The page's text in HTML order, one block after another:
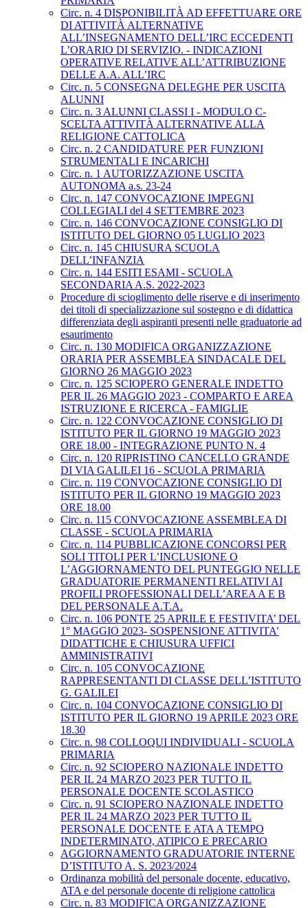
Circ. n. 4 DISPONIBILITÀ AD EFFETTUARE ORE
DI ATTIVITÀ ALTERNATIVE
ALL’INSEGNAMENTO DELL’IRC ECCEDENTI
L’ORARIO DI SERVIZIO. - INDICAZIONI
OPERATIVE RELATIVE ALL’ATTRIBUZIONE
DELLE A.A. ALL’IRC
Circ. n. 5 CONSEGNA DELEGHE PER USCITA
ALUNNI
Circ. n. 3 ALUNNI CLASSI I - MODULO C-
SCELTA ATTIVITÀ ALTERNATIVE ALLA
RELIGIONE CATTOLICA
Circ. n. 2 CANDIDATURE PER FUNZIONI
STRUMENTALI E INCARICHI
Circ. n. 1 AUTORIZZAZIONE USCITA
AUTONOMA a.s. 23-24
Circ. n. 147 CONVOCAZIONE IMPEGNI
COLLEGIALI del 4 SETTEMBRE 2023
Circ. n. 146 CONVOCAZIONE CONSIGLIO DI
ISTITUTO DEL GIORNO 05 LUGLIO 2023
Circ. n. 145 CHIUSURA SCUOLA
DELL’INFANZIA
Circ. n. 144 ESITI ESAMI - SCUOLA
SECONDARIA A.S. 2022-2023
Procedure di scioglimento delle riserve e di inserimento
dei titoli di specializzazione sul sostegno e di didattica
differenziata degli aspiranti presenti nelle graduatorie ad
esaurimento
Circ. n. 130 MODIFICA ORGANIZZAZIONE
ORARIA PER ASSEMBLEA SINDACALE DEL
GIORNO 26 MAGGIO 2023
Circ. n. 125 SCIOPERO GENERALE INDETTO
PER IL 26 MAGGIO 2023 - COMPARTO E AREA
ISTRUZIONE E RICERCA - FAMIGLIE
Circ. n. 122 CONVOCAZIONE CONSIGLIO DI
ISTITUTO PER IL GIORNO 19 MAGGIO 2023
ORE 18.00 - INTEGRAZIONE PUNTO N. 4
Circ. n. 120 RIPRISTINO CANCELLO GRANDE
DI VIA GALILEI 16 - SCUOLA PRIMARIA
Circ. n. 119 CONVOCAZIONE CONSIGLIO DI
ISTITUTO PER IL GIORNO 19 MAGGIO 2023
ORE 18.00
Circ. n. 115 CONVOCAZIONE ASSEMBLEA DI
CLASSE - SCUOLA PRIMARIA
Circ. n. 114 PUBBLICAZIONE CONCORSI PER
SOLI TITOLI PER L’INCLUSIONE O
L’AGGIORNAMENTO DEL PUNTEGGIO NELLE
GRADUATORIE PERMANENTI RELATIVI AI
PROFILI PROFESSIONALI DELL’AREA A E B
DEL PERSONALE A.T.A.
Circ. n. 106 PONTE 25 APRILE E FESTIVITA’ DEL
1° MAGGIO 2023- SOSPENSIONE ATTIVITA’
DIDATTICHE E CHIUSURA UFFICI
AMMINISTRATIVI
Circ. n. 105 CONVOCAZIONE
RAPPRESENTANTI DI CLASSE DELL’ISTITUTO
G. GALILEI
Circ. n. 104 CONVOCAZIONE CONSIGLIO DI
ISTITUTO PER IL GIORNO 19 APRILE 2023 ORE
18.30
Circ. n. 98 COLLOQUI INDIVIDUALI - SCUOLA
PRIMARIA
Circ. n. 92 SCIOPERO NAZIONALE INDETTO
PER IL 24 MARZO 2023 PER TUTTO IL
PERSONALE DOCENTE SCOLASTICO
Circ. n. 91 SCIOPERO NAZIONALE INDETTO
PER IL 24 MARZO 2023 PER TUTTO IL
PERSONALE DOCENTE E ATA A TEMPO
INDETERMINATO, ATIPICO E PRECARIO
AGGIORNAMENTO GRADUATORIE INTERNE
D’ISTITUTO A. S. 2023/2024
Ordinanza mobilità del personale docente, educativo,
ATA e del personale docente di religione cattolica
Circ. n. 83 MODIFICA ORGANIZZAZIONE